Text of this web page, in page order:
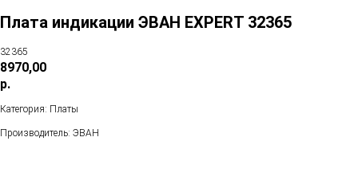
Плата индикации ЭВАН EXPERT 32365
32365
8970,00
р.
Категория: Платы
Производитель: ЭВАН